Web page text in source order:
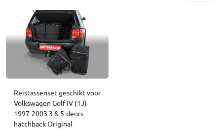
Reistassenset geschikt voor
Volkswagen Golf IV (1J)
1997-2003 3 & 5-deurs
hatchback Original